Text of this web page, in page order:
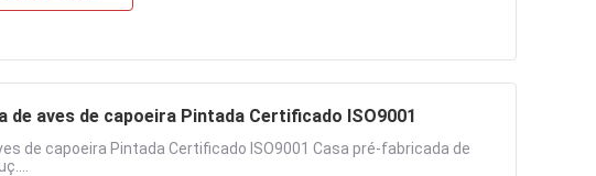
aves de capoeira Pintada Certificado ISO9001
de capoeira Pintada Certificado ISO9001 Casa pré-fabricada de